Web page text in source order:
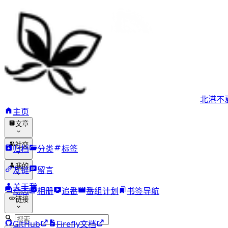
北港不
主页
文章
归档 分类 标签
社交
友链 留言
我的
动态 相册 追番 番组计划 书签导航
关于我
链接
GitHub Firefly文档